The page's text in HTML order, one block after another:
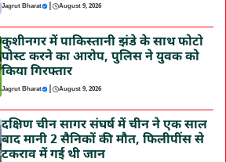
Jagrut Bharat | August 9, 2026
कुशीनगर में पाकिस्तानी झंडे के साथ फोटो
पोस्ट करने का आरोप, पुलिस ने युवक को
किया गिरफ्तार
Jagrut Bharat | August 9, 2026
दक्षिण चीन सागर संघर्ष में चीन ने एक साल
बाद मानी 2 सैनिकों की मौत, फिलीपींस से
टकराव में गई थी जान